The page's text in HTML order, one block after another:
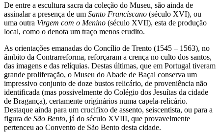
De entre a escultura sacra da coleção do Museu, são ainda de
assinalar a presença de um Santo Franciscano (século XVI), ou
uma outra Virgem com o Menino (século XVII), esta de produção
local, como o denota um traço menos erudito.
As orientações emanadas do Concílio de Trento (1545 – 1563), no
âmbito da Contrarreforma, reforçaram a crença no culto dos santos,
das imagens e das relíquias. Destas últimas, que em Portugal tiveram
grande proliferação, o Museu do Abade de Baçal conserva um
impressivo conjunto de doze bustos relicário, de proveniência não
identificada (mas possivelmente do Colégio dos Jesuítas da cidade
de Bragança), certamente originários numa capela-relicário.
Destaque ainda para um crucifixo de assento, seiscentista, ou para a
figura de São Bento, já do século XVIII, que provavelmente
pertenceu ao Convento de São Bento desta cidade.